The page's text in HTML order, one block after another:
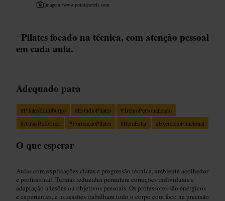
Imagem /www.pointahotels.com
“Pilates focado na técnica, com atenção pessoal
em cada aula.”
Adequado para
#PilatesEdimburgo #EstudioPilates #TreinoPersonalizado
#AulasReformer #FormacaoPilates #BemEstar #ExercicioFuncional
O que esperar
Aulas com explicações claras e progressão técnica, ambiente acolhedor
e profissional. Turmas reduzidas permitem correções individuais e
adaptação a lesões ou objetivos pessoais. Os professores são enérgicos
e experientes, e as sessões trabalham todo o corpo com foco na precisão